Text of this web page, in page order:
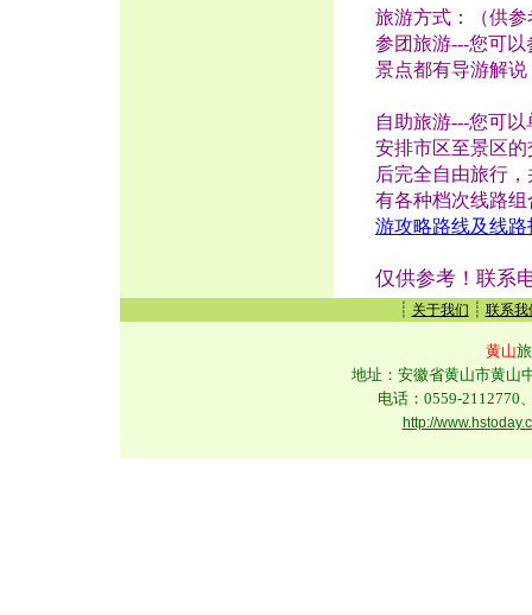
旅游方式：（供参
参团旅游---您可
景点都有导游解
自助旅游---您可
安排市区至景区
后完全自由旅行
有各种档次线路
游攻略路线及线
仅供参考！联系
┊ 关于我们 ┊ 联系我
黄山
地址：安徽省黄山市黄山
电话：0559-2112770
http://